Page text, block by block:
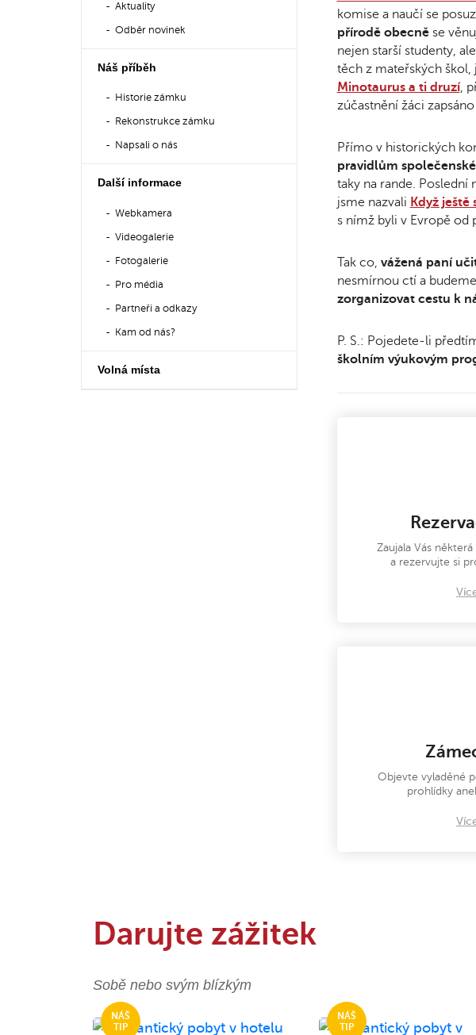
komise a naučí se
přírodě obecněse
nejen starší studenty,
těch z mateřských škol,
Minotaurus a ti druzí,
zúčastnění žáci
Přímo v historických
pravidlům
taky na rande.
jsme nazvali Když
s nímž byli v Evropě od
Tak co, vážená paní
nesmírnou ctí a
zorganizovat cestu k
P. S.: Pojedete-li
školním výukovým
Zaujala Vás
a rezervujte si
Objevte vyladěné
prohlídky
Aktuality
Odběr novinek
Náš příběh
Historie zámku
Rekonstrukce zámku
Napsali o nás
Další informace
Webkamera
Videogalerie
Fotogalerie
Pro média
Partneři a odkazy
Kam od nás?
Volná místa
Darujte zážitek
Sobě nebo svým blízkým